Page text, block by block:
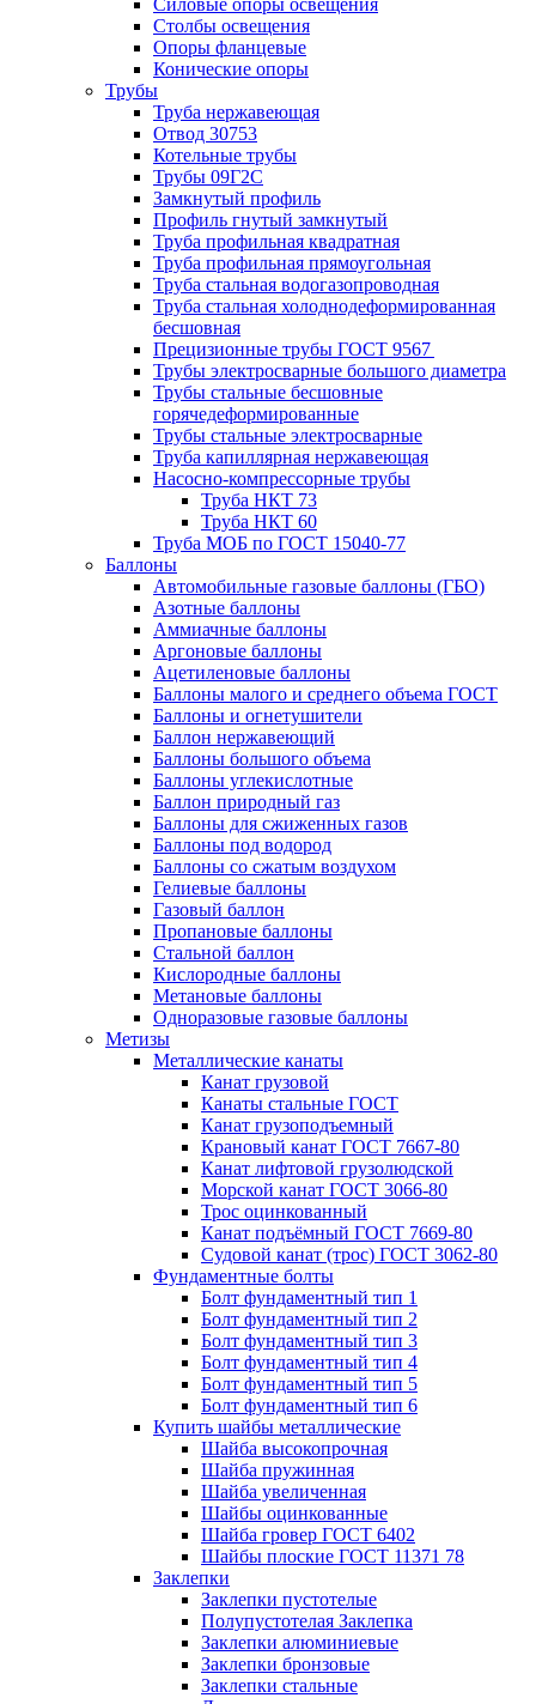
Силовые опоры освещения
Столбы освещения
Опоры фланцевые
Конические опоры
Трубы
Труба нержавеющая
Отвод 30753
Котельные трубы
Трубы 09Г2С
Замкнутый профиль
Профиль гнутый замкнутый
Труба профильная квадратная
Труба профильная прямоугольная
Труба стальная водогазопроводная
Труба стальная холоднодеформированная
бесшовная
Прецизионные трубы ГОСТ 9567
Трубы электросварные большого диаметра
Трубы стальные бесшовные
горячедеформированные
Трубы стальные электросварные
Труба капиллярная нержавеющая
Насосно-компрессорные трубы
Труба НКТ 73
Труба НКТ 60
Труба МОБ по ГОСТ 15040-77
Баллоны
Автомобильные газовые баллоны (ГБО)
Азотные баллоны
Аммиачные баллоны
Аргоновые баллоны
Ацетиленовые баллоны
Баллоны малого и среднего объема ГОСТ
Баллоны и огнетушители
Баллон нержавеющий
Баллоны большого объема
Баллоны углекислотные
Баллон природный газ
Баллоны для сжиженных газов
Баллоны под водород
Баллоны со сжатым воздухом
Гелиевые баллоны
Газовый баллон
Пропановые баллоны
Стальной баллон
Кислородные баллоны
Метановые баллоны
Одноразовые газовые баллоны
Метизы
Металлические канаты
Канат грузовой
Канаты стальные ГОСТ
Канат грузоподъемный
Крановый канат ГОСТ 7667-80
Канат лифтовой грузолюдской
Морской канат ГОСТ 3066-80
Трос оцинкованный
Канат подъёмный ГОСТ 7669-80
Судовой канат (трос) ГОСТ 3062-80
Фундаментные болты
Болт фундаментный тип 1
Болт фундаментный тип 2
Болт фундаментный тип 3
Болт фундаментный тип 4
Болт фундаментный тип 5
Болт фундаментный тип 6
Купить шайбы металлические
Шайба высокопрочная
Шайба пружинная
Шайба увеличенная
Шайбы оцинкованные
Шайба гровер ГОСТ 6402
Шайбы плоские ГОСТ 11371 78
Заклепки
Заклепки пустотелые
Полупустотелая Заклепка
Заклепки алюминиевые
Заклепки бронзовые
Заклепки стальные